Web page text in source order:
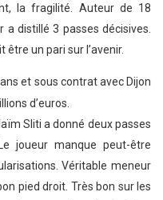
la fragilité. Auteur de 18
distillé 3 passes décisives.
un pari sur l’avenir.
et sous contrat avec Dijon
d’euros.
Sliti a donné deux passes
joueur manque peut-être
Véritable meneur
pied droit. Très bon sur les